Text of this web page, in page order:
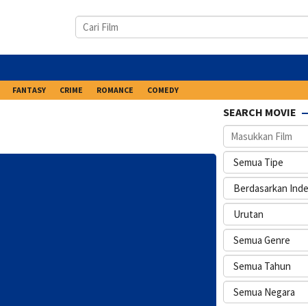
FANTASY CRIME ROMANCE COMEDY
SEARCH MOVIE